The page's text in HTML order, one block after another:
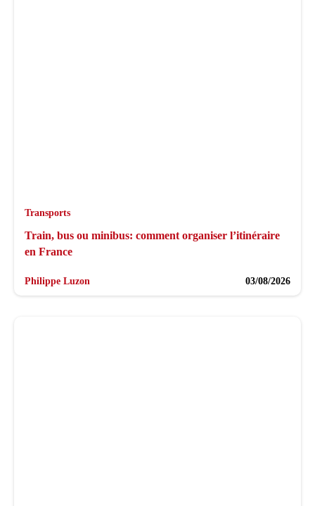
Transports
Train, bus ou minibus: comment organiser l’itinéraire
en France
Philippe Luzon 03/08/2026